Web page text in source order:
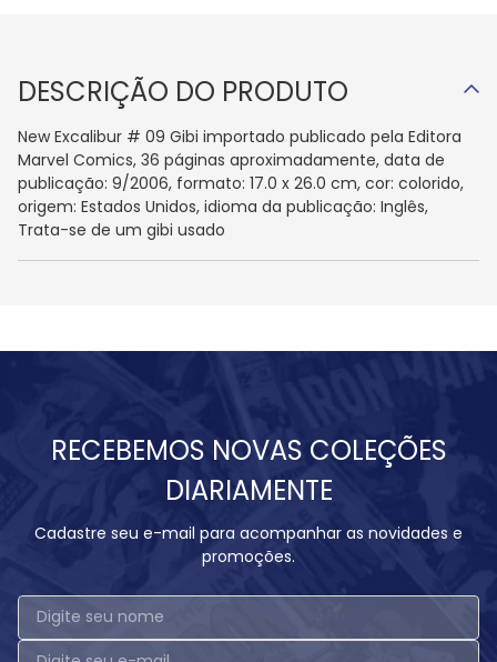
DESCRIÇÃO DO PRODUTO
New Excalibur # 09 Gibi importado publicado pela Editora
Marvel Comics, 36 páginas aproximadamente, data de
publicação: 9/2006, formato: 17.0 x 26.0 cm, cor: colorido,
origem: Estados Unidos, idioma da publicação: Inglês,
Trata-se de um gibi usado
RECEBEMOS NOVAS COLEÇÕES
DIARIAMENTE
Cadastre seu e-mail para acompanhar as novidades e
promoções.